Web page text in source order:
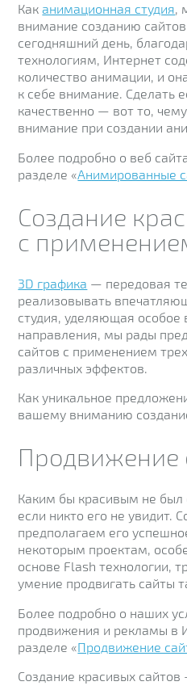
Как анимационная студия,
внимание созданию
сегодняшний день,
технологиям, Интернет
количество анимации, и
к себе внимание. Сделать
качественно — вот то,
внимание при создании
Более подробно о веб
разделе «Анимированные
Создание
с
3D графика — передовая
реализовывать
студия, уделяющая
направления, мы рады
сайтов с применением
различных эффектов.
Как уникальное
вашему вниманию
Продвижение
Каким бы красивым не был
если никто его не увидит.
предполагаем его
некоторым проектам,
основе Flash технологии,
умение продвигать сайты
Более подробно о наших
продвижения и рекламы в
разделе «Продвижение
Создание красивых